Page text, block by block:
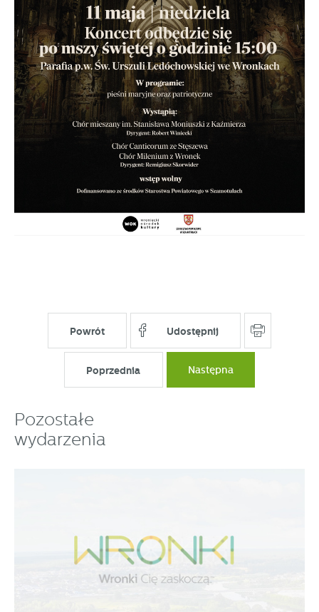
Powrót Udostępnij
Poprzednia Następna
Pozostałe
wydarzenia
partnerami oraz innych dostawców usług. Firmy te działają
w charakterze pośredników prezentujących nasze treści w
postaci wiadomości, ofert, komunikatów mediów
społecznościowych.